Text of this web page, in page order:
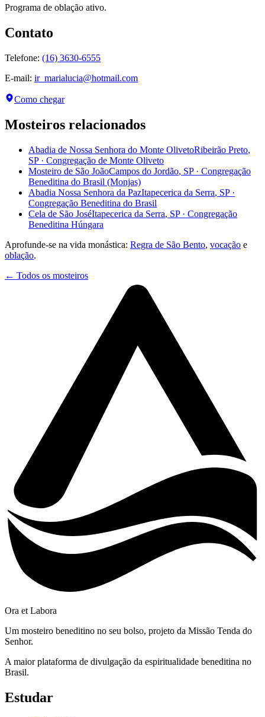
Programa de oblação ativo.
Contato
Telefone: (16) 3630-6555
E-mail: ir_marialucia@hotmail.com
Como chegar
Mosteiros relacionados
Abadia de Nossa Senhora do Monte OlivetoRibeirão Preto,
SP· Congregação de Monte Oliveto
Mosteiro de São JoãoCampos do Jordão, SP· Congregação
Beneditina do Brasil (Monjas)
Abadia Nossa Senhora da PazItapecerica da Serra, SP·
Congregação Beneditina do Brasil
Cela de São JoséItapecerica da Serra, SP· Congregação
Beneditina Húngara
Aprofunde-se na vida monástica: Regra de São Bento, vocação e
oblação.
← Todos os mosteiros
Ora et Labora
Um mosteiro beneditino no seu bolso, projeto da Missão Tenda do
Senhor.
A maior plataforma de divulgação da espiritualidade beneditina no
Brasil.
Estudar